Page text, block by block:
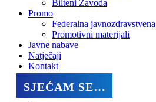
Bilteni Zavoda
Promo
Federalna
Promotivni materijali
Javne nabave
Natječaji
Kontakt
SJEĆAM SE…